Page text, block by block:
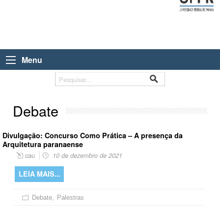
Menu
Debate
Divulgação: Concurso Como Prática – A presença da
Arquitetura paranaense
cau 10 de dezembro de 2021
LEIA MAIS...
Debate, Palestras